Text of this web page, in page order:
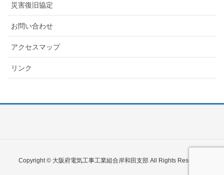
災害復旧協定
お問い合わせ
アクセスマップ
リンク
Copyright © 大阪府電気工事工業組合岸和田支部 All Rights Reserved.